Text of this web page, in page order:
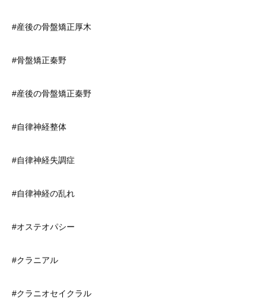
#産後の骨盤矯正厚木
#骨盤矯正秦野
#産後の骨盤矯正秦野
#自律神経整体
#自律神経失調症
#自律神経の乱れ
#オステオパシー
#クラニアル
#クラニオセイクラル